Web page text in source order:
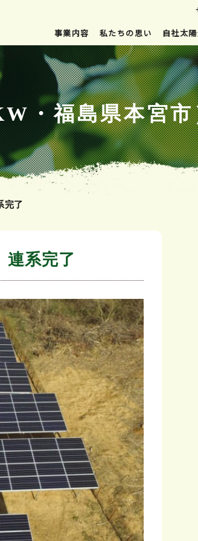
事業内容 私たちの思い 自社太
・福島県本宮
完了
連系完了